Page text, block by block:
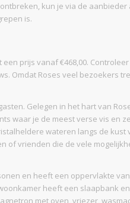
kun je via de aanbieder
is.
prijs vanaf €468,00.
Omdat Roses veel bezoekers
Gelegen in het hart van
waar je de meest verse vis en
wateren langs de kust
of vrienden die de vele
en heeft een oppervlakte van
heeft een slaapbank